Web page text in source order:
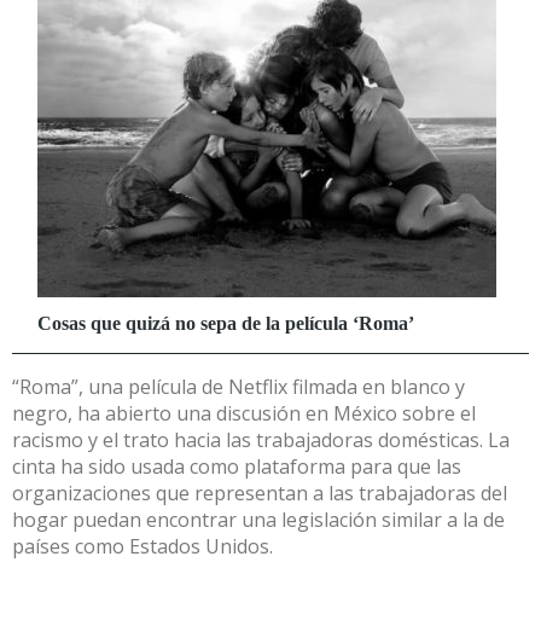
“Roma”, una película de Netflix filmada en blanco y
negro, ha abierto una discusión en México sobre el
racismo y el trato hacia las trabajadoras domésticas. La
cinta ha sido usada como plataforma para que las
organizaciones que representan a las trabajadoras del
hogar puedan encontrar una legislación similar a la de
países como Estados Unidos.